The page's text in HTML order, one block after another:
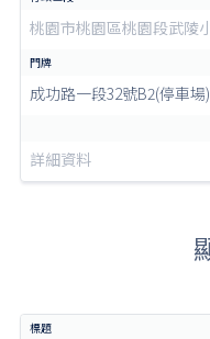
桃園市桃園區桃園段武陵
成功路一段32號B2(停車場)
詳細資料